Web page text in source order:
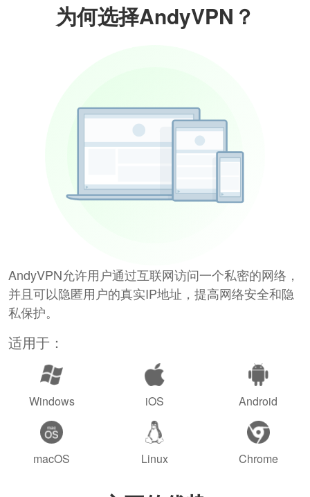
为何选择AndyVPN？
AndyVPN允许用户通过互联网访问一个私密的网络，
并且可以隐匿用户的真实IP地址，提高网络安全和隐
私保护。
适用于：
Windows iOS Android
macOS Linux Chrome